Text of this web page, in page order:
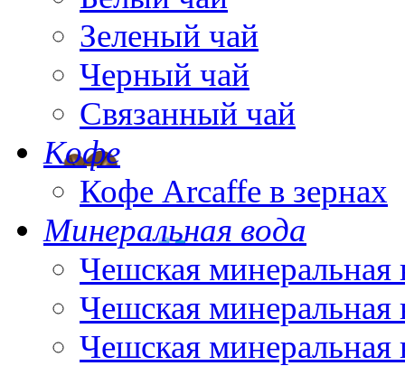
Зеленый чай
Черный чай
Связанный чай
Кофе
Кофе Arcaffe в зернах
Минеральная вода
Чешская минеральная
Чешская минеральная
Чешская минеральная